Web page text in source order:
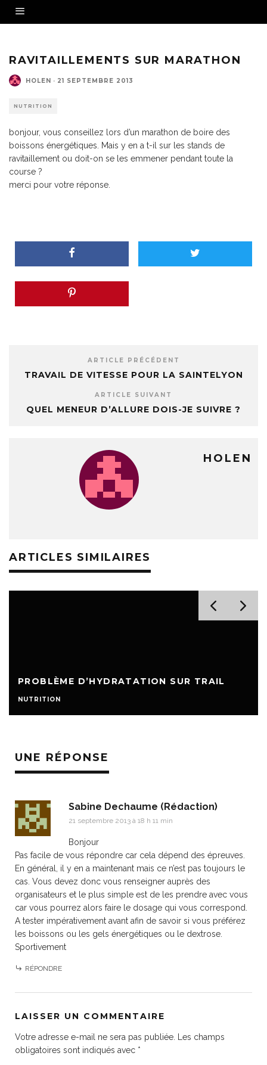
RAVITAILLEMENTS SUR MARATHON
HOLEN · 21 SEPTEMBRE 2013
NUTRITION
bonjour, vous conseillez lors d’un marathon de boire des
boissons énergétiques. Mais y en a t-il sur les stands de
ravitaillement ou doit-on se les emmener pendant toute la
course ?
merci pour votre réponse.
ARTICLE PRÉCÉDENT
TRAVAIL DE VITESSE POUR LA SAINTELYON
ARTICLE SUIVANT
QUEL MENEUR D’ALLURE DOIS-JE SUIVRE ?
HOLEN
ARTICLES SIMILAIRES
PROBLÈME D’HYDRATATION SUR TRAIL
NUTRITION
UNE RÉPONSE
Sabine Dechaume (Rédaction)
21 septembre 2013 à 18 h 11 min
Bonjour
Pas facile de vous répondre car cela dépend des épreuves.
En général, il y en a maintenant mais ce n’est pas toujours le
cas. Vous devez donc vous renseigner auprès des
organisateurs et le plus simple est de les prendre avec vous
car vous pourrez alors faire le dosage qui vous correspond.
A tester impérativement avant afin de savoir si vous préférez
les boissons ou les gels énergétiques ou le dextrose.
Sportivement
RÉPONDRE
LAISSER UN COMMENTAIRE
Votre adresse e-mail ne sera pas publiée.
Les champs
obligatoires sont indiqués avec *